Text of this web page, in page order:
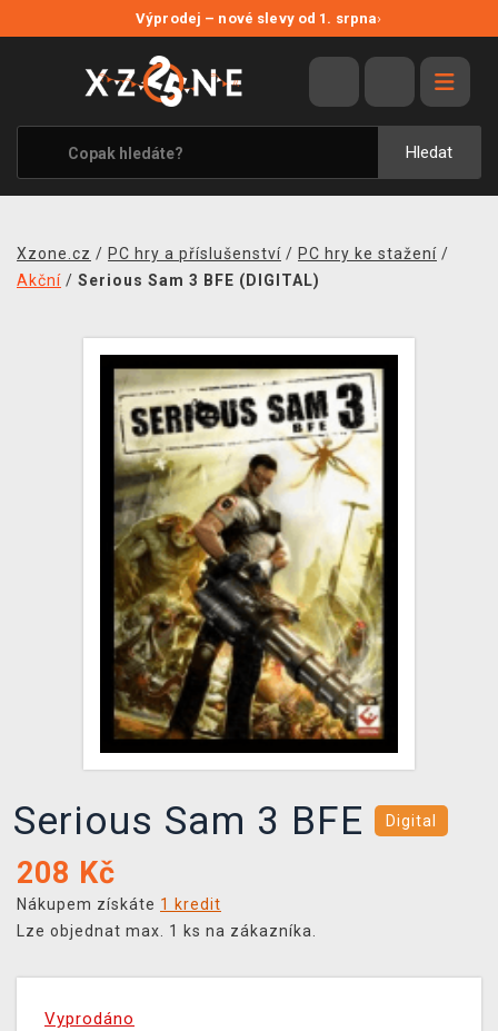
Výprodej – nové slevy od 1. srpna›
Hledat
VÝPRODEJ
VIDEOHRY
XZONE ORIGINALS
TÉMATIKY
MERCHANDISE
PRODEJNY
XZONE KLUB
TCG & BOARDGAME HUB
VÝKUP HER (BAZAR)
Xzone.cz / PC hry a příslušenství / PC hry ke stažení /
Akční / Serious Sam 3 BFE (DIGITAL)
Serious Sam 3 BFE Digital
208 Kč
Nákupem získáte 1 kredit
Lze objednat max. 1 ks na zákazníka.
Vyprodáno